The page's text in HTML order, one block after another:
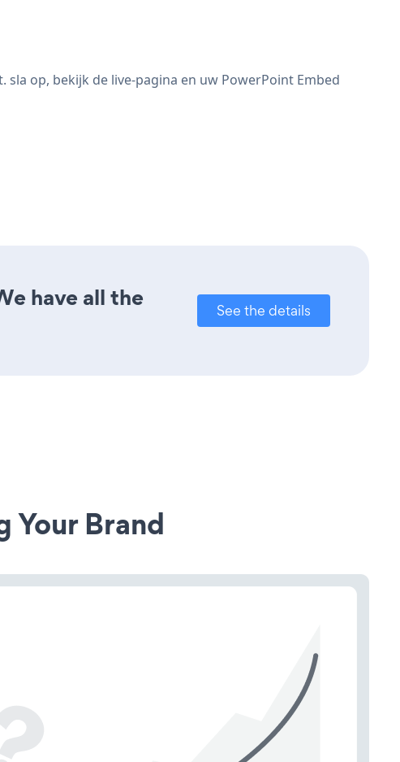
op, bekijk de live-pagina en uw PowerPoint Embed
have all the
See the details
Your Brand